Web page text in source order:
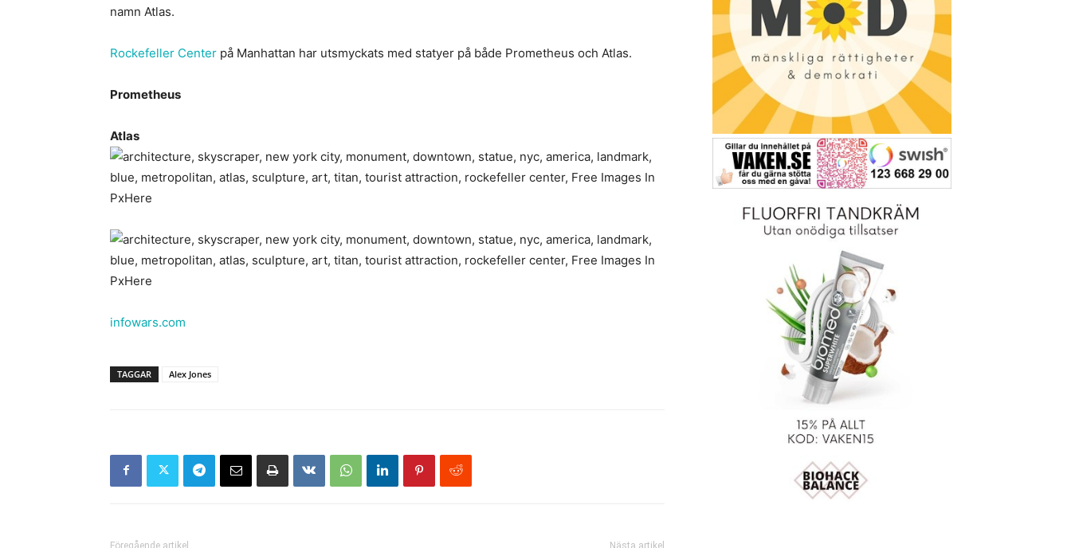
namn Atlas.
Rockefeller Center på Manhattan har utsmyckats med statyer på både Prometheus och Atlas.
Prometheus
Atlas
infowars.com
TAGGAR Alex Jones
Föregående artikel Nästa artikel